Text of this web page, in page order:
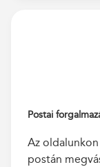
Postai
Az
postán